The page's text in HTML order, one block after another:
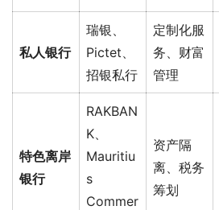
私人银行
瑞银、
Pictet、
招银私行
定制化服
务、财富
管理
特色离岸
银行
RAKBAN
K、
Mauritiu
s
Commer
资产隔
离、税务
筹划